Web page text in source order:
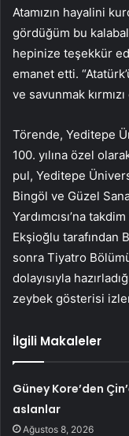
Atamızın hayalini
gördüğüm bu
hepinize teşekkür
emanet etti.
ve savunmak
Törende, Yeditepe
100. yılına özel
pul, Yeditepe
Bingöl ve Güzel
Yardımcısı’na
Ekşioğlu tarafından
sonra Tiyatro
dolayısıyla
zeybek gösterisi
İlgili Makaleler
Güney Kore’den
aslanlar
Ağustos 8, 2026